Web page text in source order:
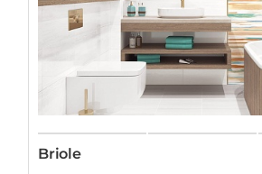
Briole